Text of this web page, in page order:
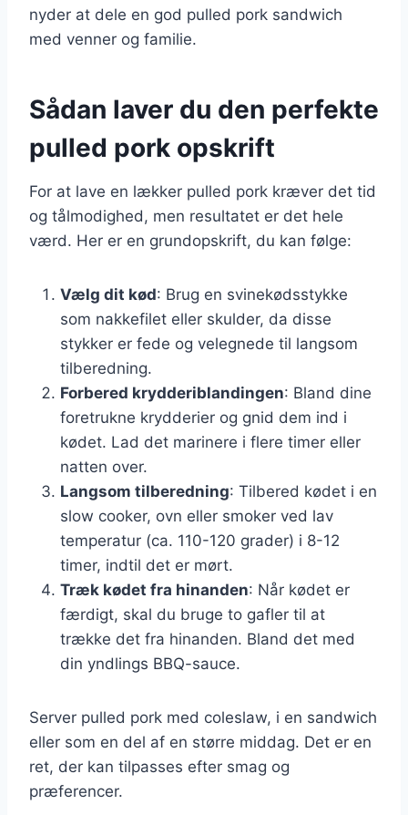
nyder at dele en god pulled pork sandwich
med venner og familie.
Sådan laver du den perfekte
pulled pork opskrift
For at lave en lækker pulled pork kræver det tid
og tålmodighed, men resultatet er det hele
værd. Her er en grundopskrift, du kan følge:
Vælg dit kød: Brug en svinekødsstykke
som nakkefilet eller skulder, da disse
stykker er fede og velegnede til langsom
tilberedning.
Forbered krydderiblandingen: Bland dine
foretrukne krydderier og gnid dem ind i
kødet. Lad det marinere i flere timer eller
natten over.
Langsom tilberedning: Tilbered kødet i en
slow cooker, ovn eller smoker ved lav
temperatur (ca. 110-120 grader) i 8-12
timer, indtil det er mørt.
Træk kødet fra hinanden: Når kødet er
færdigt, skal du bruge to gafler til at
trække det fra hinanden. Bland det med
din yndlings BBQ-sauce.
Server pulled pork med coleslaw, i en sandwich
eller som en del af en større middag. Det er en
ret, der kan tilpasses efter smag og
præferencer.